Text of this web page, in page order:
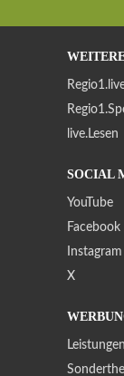
live.Lesen
SOCIAL
YouTube
Facebook
Instagram
X